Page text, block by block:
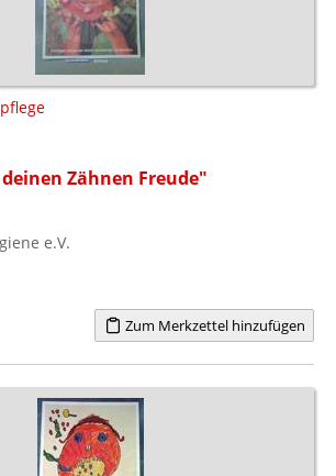
Zähnen Freude"
e.V.
Zum Merkzettel hinzufügen